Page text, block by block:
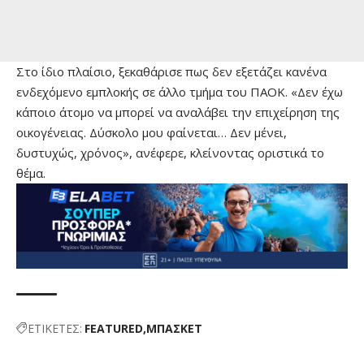
Στο ίδιο πλαίσιο, ξεκαθάρισε πως δεν εξετάζει κανένα
ενδεχόμενο εμπλοκής σε άλλο τμήμα του ΠΑΟΚ. «Δεν έχω
κάποιο άτομο να μπορεί να αναλάβει την επιχείρηση της
οικογένειας. Δύσκολο μου φαίνεται… Δεν μένει,
δυστυχώς, χρόνος», ανέφερε, κλείνοντας οριστικά το
θέμα.
ΕΤΙΚΕΤΕΣ: FEATURED ΜΠΑΣΚΕΤ